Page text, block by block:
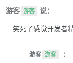
游客 游客 说：
笑死了感觉开发者
游客 游客 ：